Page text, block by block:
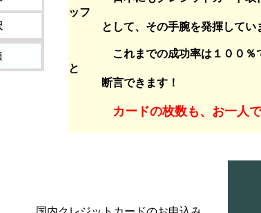
ッフ
として、その手腕を発揮していま
これまでの成功率は１００％で
と
断言できます！
カードの枚数も、お一人